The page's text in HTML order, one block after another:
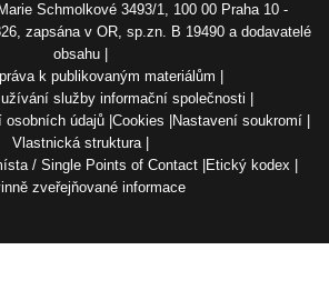
Schmolkové 3493/1, 100 00 Praha 10 -
zapsána v OR, sp.zn. B 19490 a dodavatelé
obsahu
k publikovaným materiálům
služby informační společnosti
osobních údajů Cookies
Nastavení soukromí
Vlastnická struktura
/ Single Points of Contact
Etický kodex
zveřejňované informace